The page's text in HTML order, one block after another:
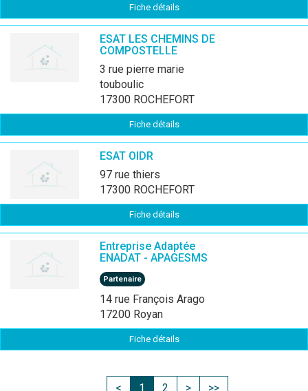
Fiche détails
ESAT LES CHEMINS DE
COMPOSTELLE
3 rue pierre marie
touboulic
17300 ROCHEFORT
Fiche détails
ESAT OIDR
97 rue thiers
17300 ROCHEFORT
Fiche détails
Entreprise Adaptée
ENADAT - APAGESMS
Partenaire
14 rue François Arago
17200 Royan
Fiche détails
< 1 2 > >>